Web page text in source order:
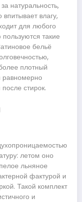
натуральность,
влагу,
для любого
такие
бельё
плотный
равномерно
стирок.
летом оно
льняное
фактурой и
Такой комплект
и